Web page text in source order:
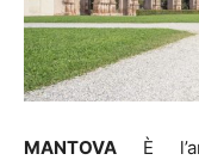
MANTOVA È